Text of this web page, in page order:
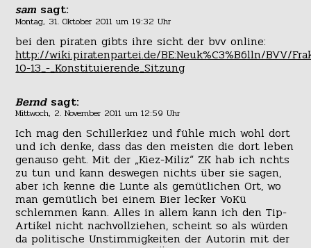
sam sagt:
Montag, 31. Oktober 2011 um 19:32 Uhr
bei den piraten gibts ihre sicht der bvv online:
http://wiki.piratenpartei.de/BE:Neuk%C3%B6lln/BVV/
10-13_-_Konstituierende_Sitzung
Bernd sagt:
Mittwoch, 2. November 2011 um 12:59 Uhr
Ich mag den Schillerkiez und fühle mich wohl dort
und ich denke, dass das den meisten die dort leben
genauso geht. Mit der „Kiez-Miliz“ ZK hab ich nchts
zu tun und kann deswegen nichts über sie sagen,
aber ich kenne die Lunte als gemütlichen Ort, wo
man gemütlich bei einem Bier lecker VoKü
schlemmen kann. Alles in allem kann ich den Tip-
Artikel nicht nachvollziehen, scheint so als würden
da politische Unstimmigkeiten der Autorin mit der